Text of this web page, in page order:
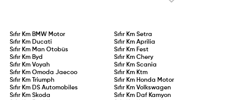
Sıfır Km BMW Motor Sıfır Km Setra
Sıfır Km Ducati Sıfır Km Aprilia
Sıfır Km Man Otobüs Sıfır Km Fest
Sıfır Km Byd Sıfır Km Chery
Sıfır KmVoyah Sıfır Km Scania
Sıfır KmOmoda Jaecoo Sıfır Km Ktm
Sıfır Km
Triumph Sıfır Km Honda Motor
Sıfır Km DS Automobiles Sıfır Km Volkswagen
Sıfır KmSkoda Sıfır Km Daf Kamyon